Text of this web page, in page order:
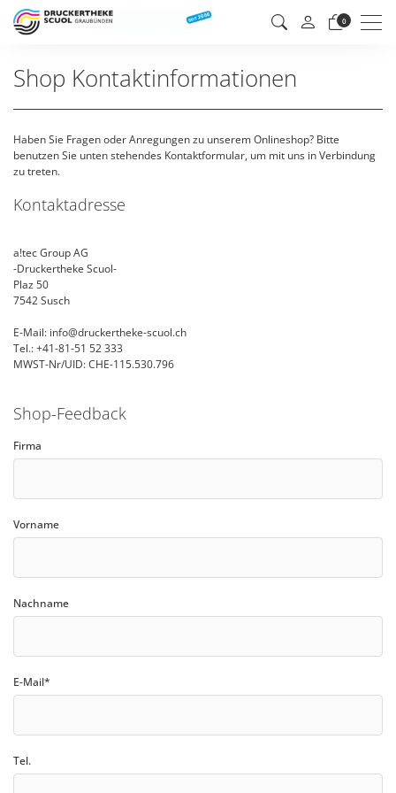
0
Shop Kontaktinformationen
Haben Sie Fragen oder Anregungen zu unserem Onlineshop? Bitte
benutzen Sie unten stehendes Kontaktformular, um mit uns in Verbindung
zu treten.
Kontaktadresse
a!tec Group AG
-Druckertheke Scuol-
Plaz 50
7542 Susch
E-Mail: info@druckertheke-scuol.ch
Tel.: +41-81-51 52 333
MWST-Nr/UID: CHE-115.530.796
Shop-Feedback
Firma
Vorname
Nachname
E-Mail*
Tel.